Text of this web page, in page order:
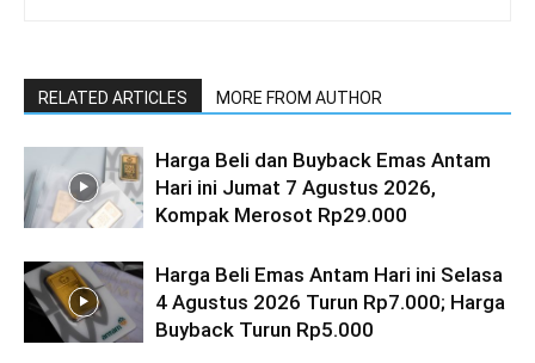
RELATED ARTICLES MORE FROM AUTHOR
Harga Beli dan Buyback Emas Antam
Hari ini Jumat 7 Agustus 2026,
Kompak Merosot Rp29.000
Harga Beli Emas Antam Hari ini Selasa
4 Agustus 2026 Turun Rp7.000; Harga
Buyback Turun Rp5.000